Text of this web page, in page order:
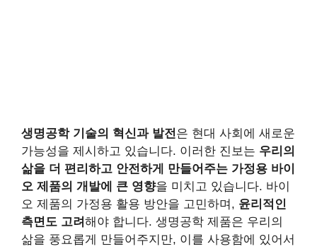
생명공학 기술의 혁신과 발전 은 현대 사회에 새로운
가능성을 제시하고 있습니다. 이러한 진보는 우리의
삶을 더 편리하고 안전하게 만들어주는 가정용 바이
오 제품의 개발에 큰 영향을 미치고 있습니다. 바이
오 제품의 가정용 활용 방안을 고민하며, 윤리적인
측면도 고려 해야 합니다. 생명공학 제품은 우리의
삶을 풍요롭게 만들어주지만, 이를 사용함에 있어서